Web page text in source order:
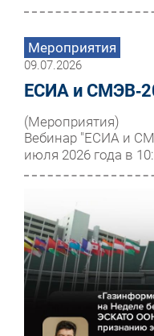
Мероприятия
09.07.2026
ЕСИА и
(Мероприятия)
Вебинар "ЕСИА и
июля 2026 года в